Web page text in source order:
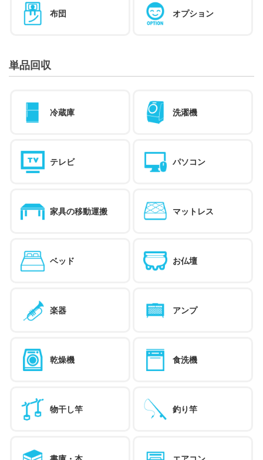
布団 オプション
単品回収
冷蔵庫 洗濯機
テレビ パソコン
家具の移動運搬 マットレス
ベッド お仏壇
楽器 アンプ
乾燥機 食洗機
物干し竿 釣り竿